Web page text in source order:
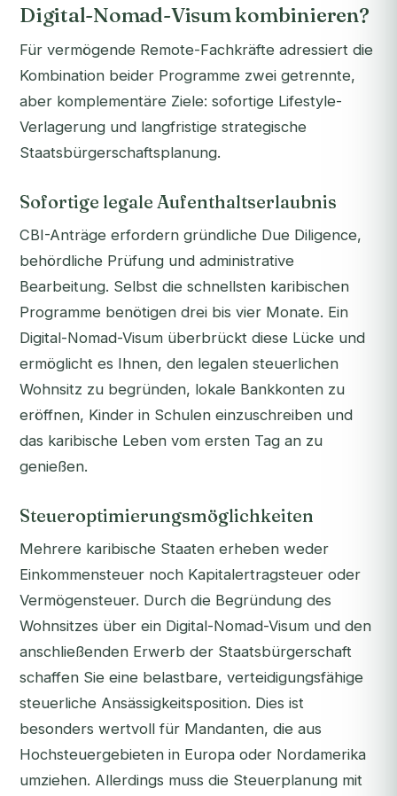
Digital-Nomad-Visum kombinieren?
Für vermögende Remote-Fachkräfte adressiert die
Kombination beider Programme zwei getrennte,
aber komplementäre Ziele: sofortige Lifestyle-
Verlagerung und langfristige strategische
Staatsbürgerschaftsplanung.
Sofortige legale Aufenthaltserlaubnis
CBI-Anträge erfordern gründliche Due Diligence,
behördliche Prüfung und administrative
Bearbeitung. Selbst die schnellsten karibischen
Programme benötigen drei bis vier Monate. Ein
Digital-Nomad-Visum überbrückt diese Lücke und
ermöglicht es Ihnen, den legalen steuerlichen
Wohnsitz zu begründen, lokale Bankkonten zu
eröffnen, Kinder in Schulen einzuschreiben und
das karibische Leben vom ersten Tag an zu
genießen.
Steueroptimierungsmöglichkeiten
Mehrere karibische Staaten erheben weder
Einkommensteuer noch Kapitalertragsteuer oder
Vermögensteuer. Durch die Begründung des
Wohnsitzes über ein Digital-Nomad-Visum und den
anschließenden Erwerb der Staatsbürgerschaft
schaffen Sie eine belastbare, verteidigungsfähige
steuerliche Ansässigkeitsposition. Dies ist
besonders wertvoll für Mandanten, die aus
Hochsteuergebieten in Europa oder Nordamerika
umziehen. Allerdings muss die Steuerplanung mit